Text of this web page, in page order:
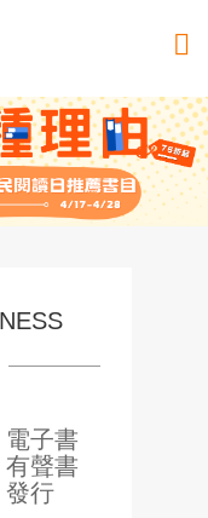
電子書
有聲書
發行